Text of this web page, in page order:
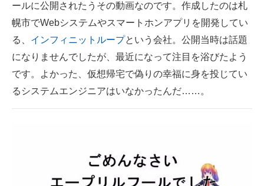
ールに公開されたうその動画なのです。作成したのは札
幌市でWebシステムやスマートホンアプリを開発してい
る、 インフィニットループという会社。公開当時は話題
になりませんでしたが、最近になって注目を浴びたよう
です。よかった、仮想帰宅で偽りの幸福に身を投じてい
るシステムエンジニアはいなかったんだ……。